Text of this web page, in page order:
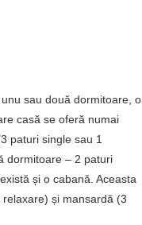
sau două dormitoare, o
casă se oferă numai
paturi single sau 1
dormitoare – 2 paturi
și o cabană. Aceasta
și mansardă (3